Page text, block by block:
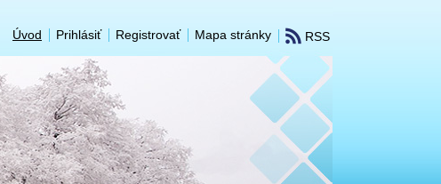
Úvod RSS
Mapa stránky
Registrovať
Prihlásiť